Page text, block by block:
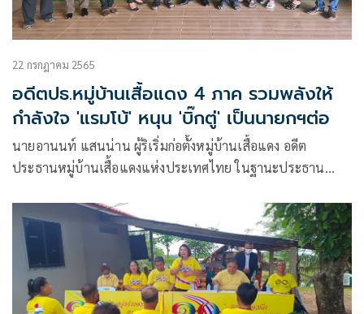
22 กรกฎาคม 2565
อดีตปธ.หมู่บ้านเสื้อแดง 4 ภาค รวมพลังให้
กำลังใจ 'แรมโบ้' หนุน 'บิ๊กตู่' เป็นนายกฯต่อ
นายอานนท์ แสนน่าน ผู้ริเริ่มก่อตั้งหมู่บ้านเสื้อแดง อดีต
ประธานหมู่บ้านเสื้อแดงแห่งประเทศไทย ในฐานะประธาน
หมู่บ้านเสื้อแดง 4 ภาค ประกอบด้วย